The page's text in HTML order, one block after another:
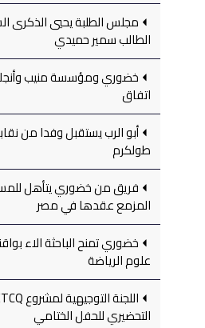
مجلس الطلبة يحيي الذكرى
الطالب سمير حميدي
خضوري ومؤسسة منيب
اتفاق
أبو الرب يستقبل وفدا من
طولكرم
فريق من خضوري يتأهل
المزمع عقدها في مصر
خضوري تمنح الباحثة الاء
علوم الرياضة
التحضيري للحفل الختامي